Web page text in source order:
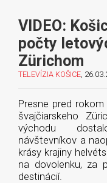
VIDEO:
počty
Zürichom
TELEVÍZIA KOŠICE ,
Presne pred
švajčiarskeho
východu
návštevníkov a
krásy krajiny
na dovolenku, za
destinácií.